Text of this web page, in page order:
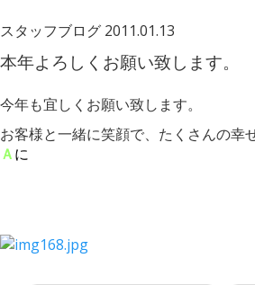
スタッフブログ 2011.01.13
本年よろしくお願い致します。
今年も宜しくお願い致します。
お客様と一緒に笑顔で、たくさんの幸
Ａに